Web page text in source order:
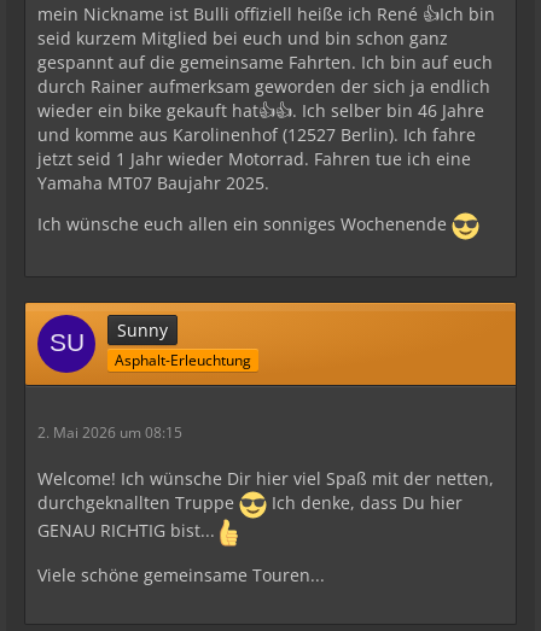
mein Nickname ist Bulli offiziell heiße ich René 👍Ich bin
seid kurzem Mitglied bei euch und bin schon ganz
gespannt auf die gemeinsame Fahrten. Ich bin auf euch
durch Rainer aufmerksam geworden der sich ja endlich
wieder ein bike gekauft hat👍👍. Ich selber bin 46 Jahre
und komme aus Karolinenhof (12527 Berlin). Ich fahre
jetzt seid 1 Jahr wieder Motorrad. Fahren tue ich eine
Yamaha MT07 Baujahr 2025.
Ich wünsche euch allen ein sonniges Wochenende
Sunny
Asphalt-Erleuchtung
2. Mai 2026 um 08:15
Welcome! Ich wünsche Dir hier viel Spaß mit der netten,
durchgeknallten Truppe
Ich denke, dass Du hier
GENAU RICHTIG bist...
Viele schöne gemeinsame Touren...